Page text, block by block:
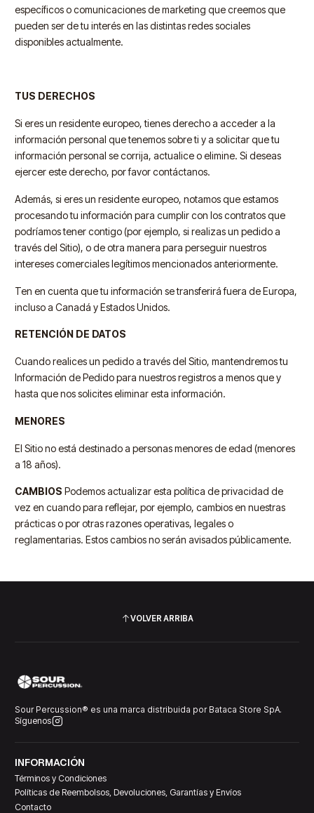
específicos o comunicaciones de marketing que creemos que
pueden ser de tu interés en las distintas redes sociales
disponibles actualmente.
TUS DERECHOS
Si eres un residente europeo, tienes derecho a acceder a la
información personal que tenemos sobre ti y a solicitar que tu
información personal se corrija, actualice o elimine. Si deseas
ejercer este derecho, por favor contáctanos.
Además, si eres un residente europeo, notamos que estamos
procesando tu información para cumplir con los contratos que
podríamos tener contigo (por ejemplo, si realizas un pedido a
través del Sitio), o de otra manera para perseguir nuestros
intereses comerciales legítimos mencionados anteriormente.
Ten en cuenta que tu información se transferirá fuera de Europa,
incluso a Canadá y Estados Unidos.
RETENCIÓN DE DATOS
Cuando realices un pedido a través del Sitio, mantendremos tu
Información de Pedido para nuestros registros a menos que y
hasta que nos solicites eliminar esta información.
MENORES
El Sitio no está destinado a personas menores de edad (menores
a 18 años).
CAMBIOS Podemos actualizar esta política de privacidad de
vez en cuando para reflejar, por ejemplo, cambios en nuestras
prácticas o por otras razones operativas, legales o
reglamentarias. Estos cambios no serán avisados públicamente.
VOLVER ARRIBA
Sour Percussion® es una marca distribuida por Bataca Store SpA.
Síguenos
INFORMACIÓN
Términos y Condiciones
Políticas de Reembolsos, Devoluciones, Garantías y Envíos
Contacto